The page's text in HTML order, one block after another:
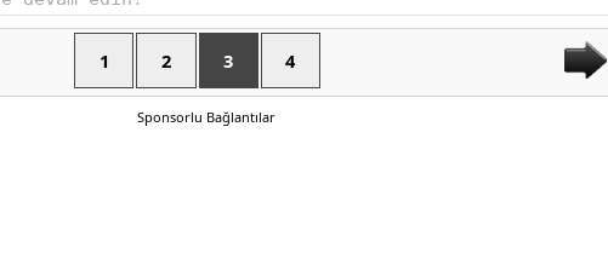
1 2 3 4
Sponsorlu Bağlantılar